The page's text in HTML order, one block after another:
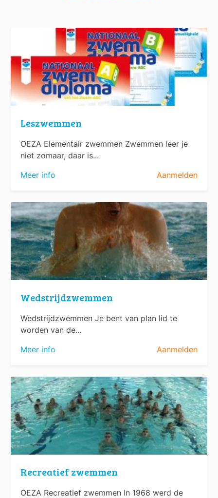
Leszwemmen
OEZA Elementair zwemmen Zwemmen leer je
niet zomaar, daar is...
Meer info
Aanmelden
Wedstrijdzwemmen
Wedstrijdzwemmen Je bent van plan lid te
worden van de...
Meer info
Aanmelden
Recreatief zwemmen
OEZA Recreatief zwemmen In 1968 werd de